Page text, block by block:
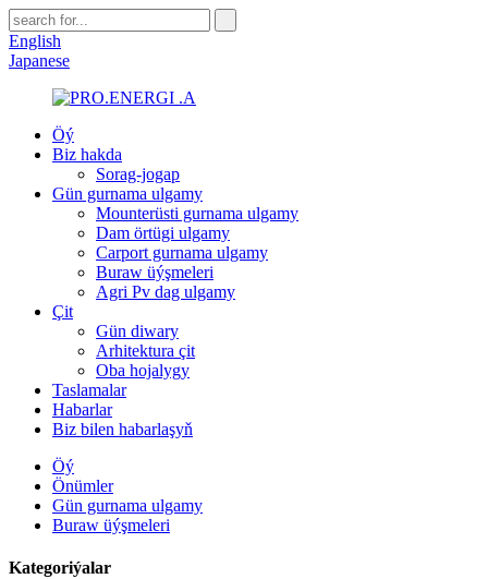
English
Japanese
Öý
Biz hakda
Sorag-jogap
Gün gurnama ulgamy
Mounterüsti gurnama ulgamy
Dam örtügi ulgamy
Carport gurnama ulgamy
Buraw üýşmeleri
Agri Pv dag ulgamy
Çit
Gün diwary
Arhitektura çit
Oba hojalygy
Taslamalar
Habarlar
Biz bilen habarlaşyň
Öý
Önümler
Gün gurnama ulgamy
Buraw üýşmeleri
Kategoriýalar